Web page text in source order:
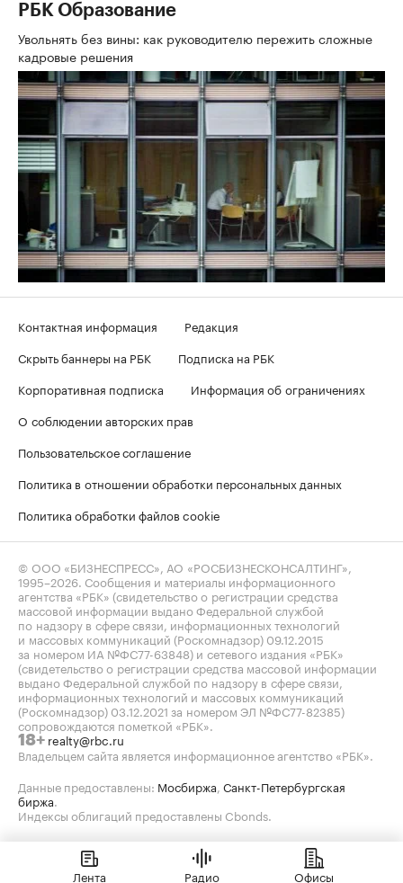
РБК Образование
Увольнять без вины: как руководителю пережить сложные
кадровые решения
Контактная информация
Редакция
Скрыть баннеры на РБК
Подписка на РБК
Корпоративная подписка
Информация об ограничениях
О соблюдении авторских прав
Пользовательское соглашение
Политика в отношении обработки персональных данных
Политика обработки файлов cookie
© ООО «БИЗНЕСПРЕСС», АО «РОСБИЗНЕСКОНСАЛТИНГ»,
1995–2026 . Сообщения и материалы информационного
агентства «РБК» (свидетельство о регистрации средства
массовой информации выдано Федеральной службой
по надзору в сфере связи, информационных технологий
и массовых коммуникаций (Роскомнадзор) 09.12.2015
за номером ИА №ФС77-63848) и сетевого издания «РБК»
(свидетельство о регистрации средства массовой информации
выдано Федеральной службой по надзору в сфере связи,
информационных технологий и массовых коммуникаций
(Роскомнадзор) 03.12.2021 за номером ЭЛ №ФС77-82385)
сопровождаются пометкой «РБК».
18+ realty@rbc.ru
Владельцем сайта является информационное агентство «РБК».
Данные предоставлены: Мосбиржа Санкт-Петербургская
биржа
Индексы облигаций предоставлены Cbonds.
Лента Радио Офисы